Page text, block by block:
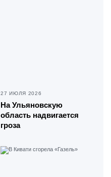
27 ИЮЛЯ 2026
На Ульяновскую
область надвигается
гроза